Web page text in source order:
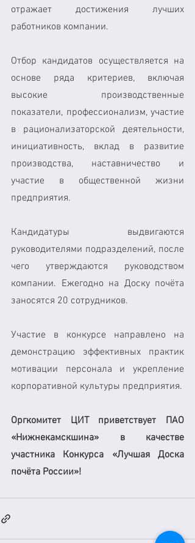
отражает достижения лучших
работников компании.
Отбор кандидатов осуществляется на
основе ряда критериев, включая
высокие производственные
показатели, профессионализм, участие
в рационализаторской деятельности,
инициативность, вклад в развитие
производства, наставничество и
участие в общественной жизни
предприятия.
Кандидатуры выдвигаются
руководителями подразделений, после
чего утверждаются руководством
компании. Ежегодно на Доску почёта
заносятся 20 сотрудников.
Участие в конкурсе направлено на
демонстрацию эффективных практик
мотивации персонала и укрепление
корпоративной культуры предприятия.
Оргкомитет ЦИТ приветствует ПАО
«Нижнекамскшина» в качестве
участника Конкурса «Лучшая Доска
почёта России»!